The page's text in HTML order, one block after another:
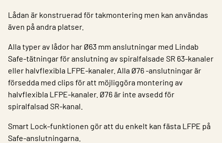
Lådan är konstruerad för takmontering men kan användas
även på andra platser.
Alla typer av lådor har Ø63 mm anslutningar med Lindab
Safe-tätningar för anslutning av spiralfalsade SR 63-kanaler
eller halvflexibla LFPE-kanaler. Alla Ø76 -anslutningar är
försedda med clips för att möjliggöra montering av
halvflexibla LFPE-kanaler. Ø76 är inte avsedd för
spiralfalsad SR-kanal.
Smart Lock-funktionen gör att du enkelt kan fästa LFPE på
Safe-anslutningarna.